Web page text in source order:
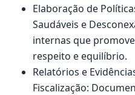
Elaboração de
Saudáveis e
internas que
respeito e equilíbrio.
Relatórios e
Fiscalização: